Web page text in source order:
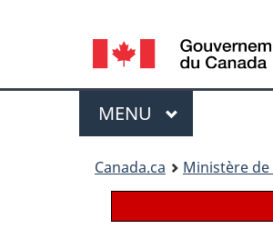
Language
selection
Menu
MENU PRINCIPAL
Canada.ca Ministère de